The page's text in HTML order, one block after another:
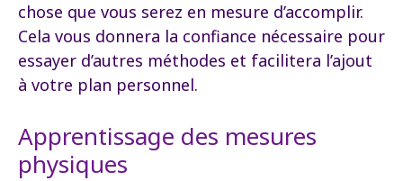
chose que vous serez en mesure d’accomplir.
Cela vous donnera la confiance nécessaire pour
essayer d’autres méthodes et facilitera l’ajout
à votre plan personnel.
Apprentissage des mesures
physiques